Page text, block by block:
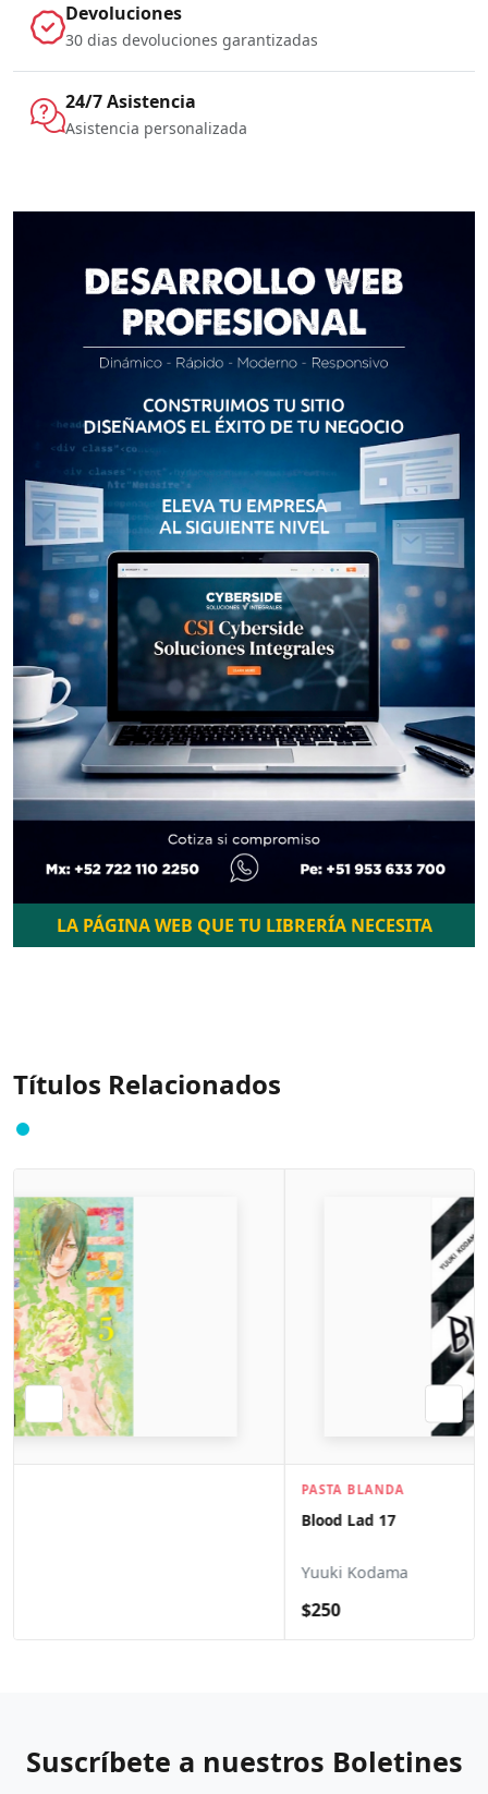
Devoluciones
30 dias devoluciones garantizadas
24/7 Asistencia
Asistencia personalizada
LA PÁGINA WEB QUE TU LIBRERÍA NECESITA
Títulos Relacionados
Suscríbete a nuestros Boletines